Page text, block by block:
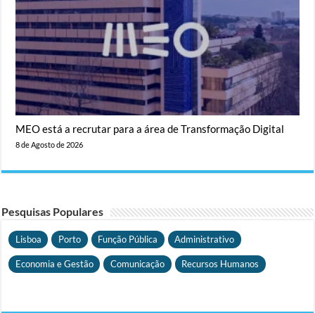
MEO está a recrutar para a área de Transformação Digital
8 de Agosto de 2026
Pesquisas Populares
Lisboa Porto Função Pública Administrativo
Economia e Gestão Comunicação Recursos Humanos